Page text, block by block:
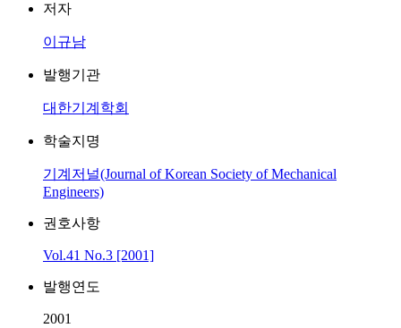
저자
이규남
발행기관
대한기계학회
학술지명
기계저널(Journal of Korean Society of Mechanical
Engineers)
권호사항
Vol.41 No.3 [2001]
발행연도
2001